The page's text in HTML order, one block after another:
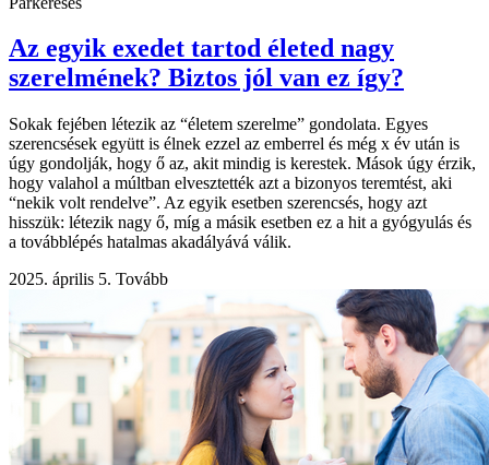
Az egyik exedet tartod életed nagy
szerelmének? Biztos jól van ez így?
Sokak fejében létezik az “életem szerelme” gondolata. Egyes
szerencsések együtt is élnek ezzel az emberrel és még x év után is
úgy gondolják, hogy ő az, akit mindig is kerestek. Mások úgy érzik,
hogy valahol a múltban elvesztették azt a bizonyos teremtést, aki
“nekik volt rendelve”. Az egyik esetben szerencsés, hogy azt
hisszük: létezik nagy ő, míg a másik esetben ez a hit a gyógyulás és
a továbblépés hatalmas akadályává válik.
2025. április 5. Tovább